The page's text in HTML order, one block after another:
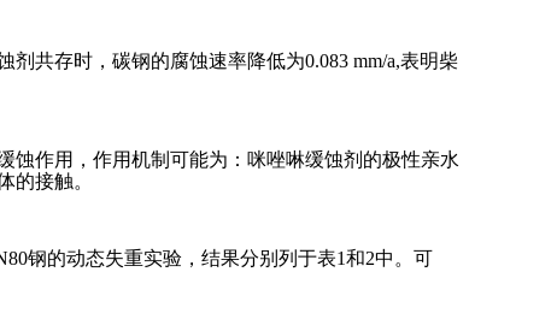
共存时，碳钢的腐蚀速率降低为0.083 mm/a,表明柴
蚀作用，作用机制可能为：咪唑啉缓蚀剂的极性亲水
的接触。
钢的动态失重实验，结果分别列于表1和2中。可